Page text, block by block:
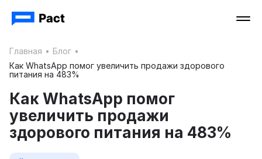
Главная • Блог •
Как WhatsApp помог увеличить продажи здорового
питания на 483%
Как WhatsApp помог
увеличить продажи
здорового питания на 483%